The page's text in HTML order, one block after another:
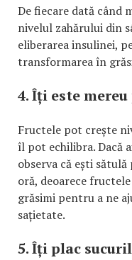
De fiecare dată când
nivelul zahărului din
eliberarea insulinei,
transformarea în
4. Îți este
Fructele pot crește
îl pot echilibra. Dacă
observa că ești
oră, deoarece
grăsimi pentru a ne
sațietate.
5. Îți plac